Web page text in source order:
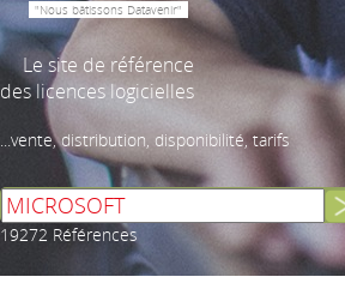
"Nous bâtissons Datavenir"
Le site de référence
des licences logicielles
...vente, distribution, disponibilité, tarifs
19272 Références